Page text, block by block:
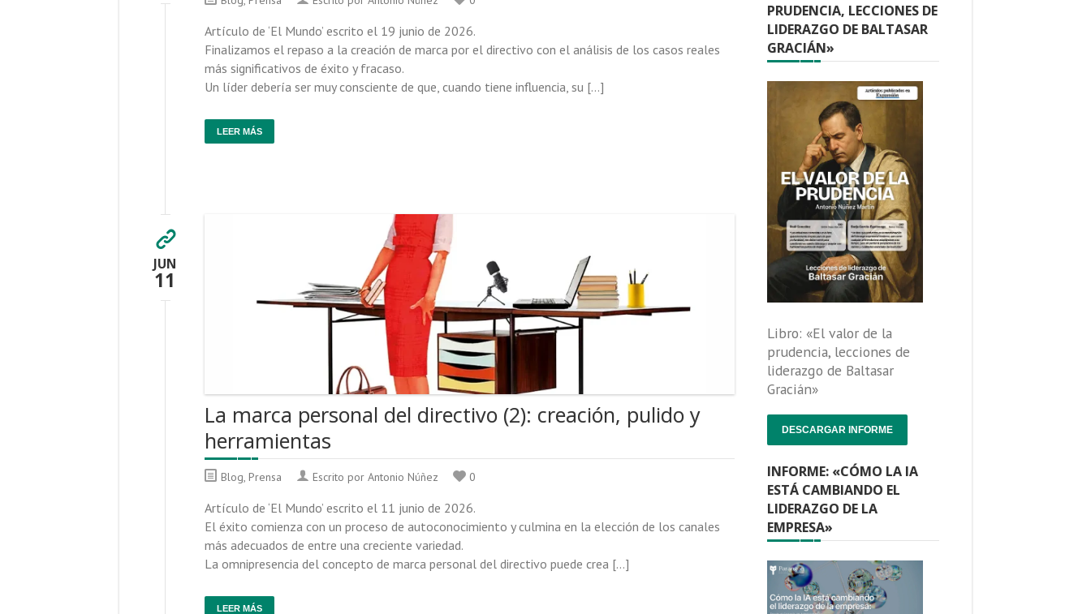
Artículo de ‘El Mundo’ escrito el 19 junio de 2026.
Finalizamos el repaso a la creación de marca por el directivo con el análisis de los casos reales
más significativos de éxito y fracaso.
Un líder debería ser muy consciente de que, cuando tiene influencia, su […]
LEER MÁS
JUN
11
La marca personal del directivo (2): creación, pulido y
herramientas
Blog, Prensa Escrito por Antonio Núñez 0
Artículo de ‘El Mundo’ escrito el 11 junio de 2026.
El éxito comienza con un proceso de autoconocimiento y culmina en la elección de los canales
más adecuados de entre una creciente variedad.
La omnipresencia del concepto de marca personal del directivo puede crea […]
LEER MÁS
PRUDENCIA, LECCIONES DE
LIDERAZGO DE BALTASAR
GRACIÁN»
Libro: «El valor de la
prudencia, lecciones de
liderazgo de Baltasar
Gracián»
DESCARGAR INFORME
INFORME: «CÓMO LA IA
ESTÁ CAMBIANDO EL
LIDERAZGO DE LA
EMPRESA»